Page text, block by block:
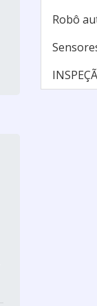
Robô